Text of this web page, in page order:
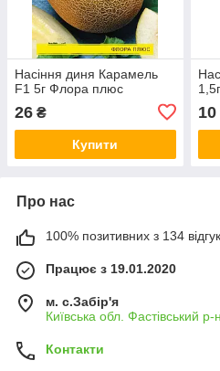
Насіння диня Карамель
F1 5г Флора плюс
26 ₴
Купити
10
Про нас
100% позитивних з 134
Працює з 19.01.2020
м. с.Забір'я
Київська обл. Фастівський
Контакти